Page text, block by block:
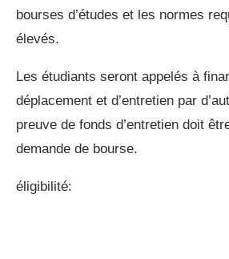
bourses d’études et les normes
élevés.
Les étudiants seront appelés à
déplacement et d’entretien par
preuve de fonds d’entretien doit
demande de bourse.
éligibilité: